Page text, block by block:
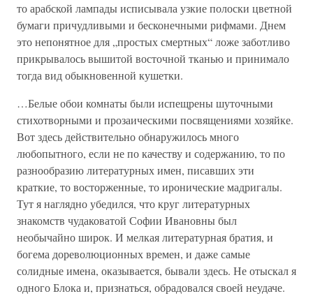
то арабской лампады исписывала узкие полоски цветной
бумаги причудливыми и бесконечными рифмами. Днем
это непонятное для „простых смертных“ ложе заботливо
прикрывалось вышитой восточной тканью и принимало
тогда вид обыкновенной кушетки.
…Белые обои комнаты были испещрены шуточными
стихотворными и прозаическими посвящениями хозяйке.
Вот здесь действительно обнаружилось много
любопытного, если не по качеству и содержанию, то по
разнообразию литературных имен, писавших эти
краткие, то восторженные, то иронические мадригалы.
Тут я наглядно убедился, что круг литературных
знакомств чудаковатой Софии Ивановны был
необычайно широк. И мелкая литературная братия, и
богема дореволюционных времен, и даже самые
солидные имена, оказывается, бывали здесь. Не отыскал я
одного Блока и, признаться, обрадовался своей неудаче.